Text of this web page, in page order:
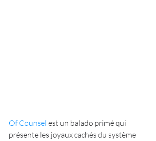
Of Counsel est un balado primé qui
présente les joyaux cachés du système